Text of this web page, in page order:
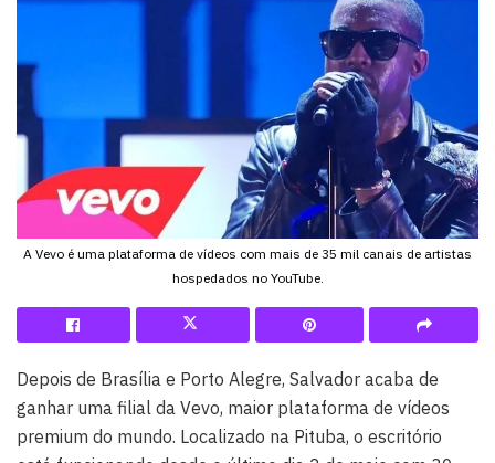
A Vevo é uma plataforma de vídeos com mais de 35 mil canais de artistas
hospedados no YouTube.
Depois de Brasília e Porto Alegre, Salvador acaba de
ganhar uma filial da Vevo, maior plataforma de vídeos
premium do mundo. Localizado na Pituba, o escritório